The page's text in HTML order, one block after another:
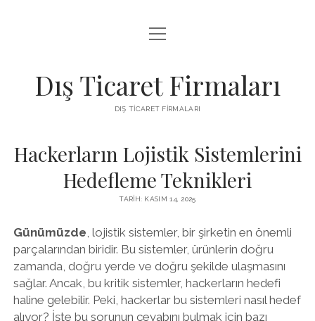
INSTAGRAM BEĞENI KASMA ÜCRETSIZ
SAYFA LISTESI
menüyü
aç
Dış Ticaret Firmaları
DIŞ TICARET FIRMALARI
Hackerların Lojistik Sistemlerini
Hedefleme Teknikleri
TARIH: KASIM 14, 2025
Günümüzde , lojistik sistemler, bir şirketin en önemli
parçalarından biridir. Bu sistemler, ürünlerin doğru
zamanda, doğru yerde ve doğru şekilde ulaşmasını
sağlar. Ancak, bu kritik sistemler, hackerların hedefi
haline gelebilir. Peki, hackerlar bu sistemleri nasıl hedef
alıyor? İşte bu sorunun cevabını bulmak için bazı